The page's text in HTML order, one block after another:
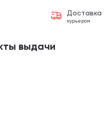
Доставка
курьером
выдачи